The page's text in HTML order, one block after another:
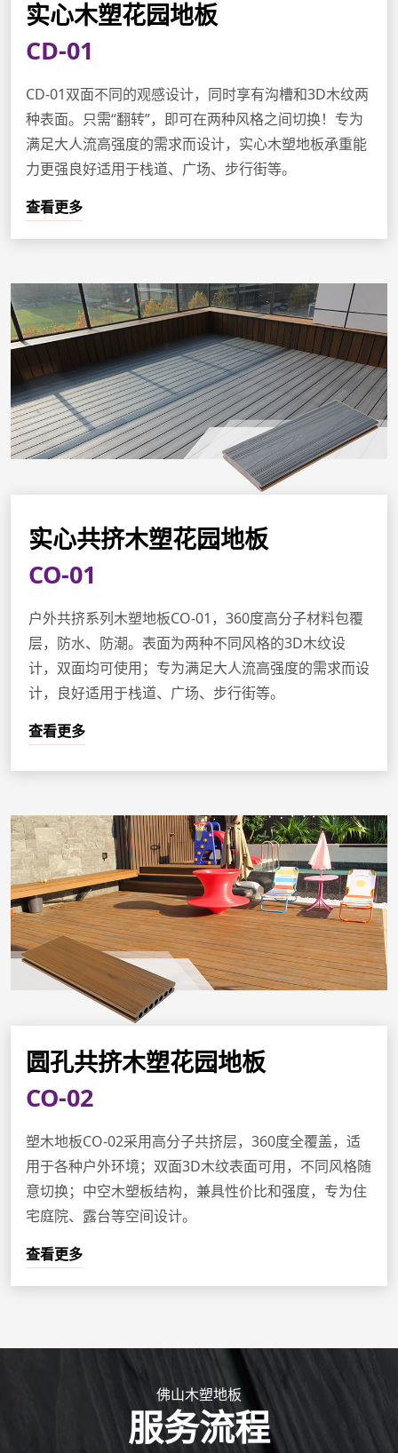
实心木塑花园地板
CD-01
CD-01双面不同的观感设计，同时享有沟槽和3D木纹两
种表面。只需“翻转”，即可在两种风格之间切换！专为
满足大人流高强度的需求而设计，实心木塑地板承重能
力更强良好适用于栈道、广场、步行街等。
查看更多
实心共挤木塑花园地板
CO-01
户外共挤系列木塑地板CO-01，360度高分子材料包覆
层，防水、防潮。表面为两种不同风格的3D木纹设
计，双面均可使用；专为满足大人流高强度的需求而设
计，良好适用于栈道、广场、步行街等。
查看更多
圆孔共挤木塑花园地板
CO-02
塑木地板CO-02采用高分子共挤层，360度全覆盖，适
用于各种户外环境；双面3D木纹表面可用，不同风格随
意切换；中空木塑板结构，兼具性价比和强度，专为住
宅庭院、露台等空间设计。
查看更多
佛山木塑地板
服务流程